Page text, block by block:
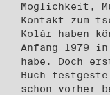
Möglichkeit,
Kontakt zum
Kolár haben
Anfang 1979
habe. Doch
Buch
schon vorher